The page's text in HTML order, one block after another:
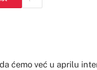
ćemo već u aprilu